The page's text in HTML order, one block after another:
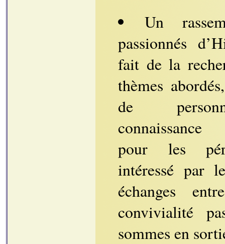
Un
passionnés
fait de la
thèmes
de
connaissance
pour les
intéressé par
échanges
convivialité
sommes en